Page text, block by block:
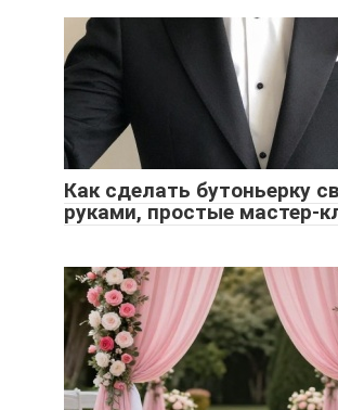
Как сделать бутоньерку
руками, простые мастер-